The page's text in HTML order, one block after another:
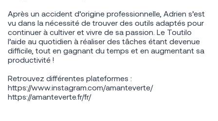
Après un accident d’origine professionnelle, Adrien s’est
vu dans la nécessité de trouver des outils adaptés pour
continuer à cultiver et vivre de sa passion. Le Toutilo
l’aide au quotidien à réaliser des tâches étant devenue
difficile, tout en gagnant du temps et en augmentant sa
productivité !
Retrouvez différentes plateformes :
https://www.instagram.com/amanteverte/
https://amanteverte.fr/fr/